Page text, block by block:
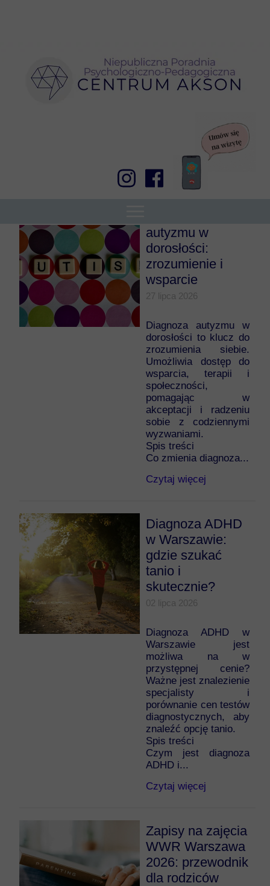
autyzmu w
dorosłości:
zrozumienie i
wsparcie
27 lipca 2026
Diagnoza autyzmu w
dorosłości to klucz do
zrozumienia siebie.
Umożliwia dostęp do
wsparcia, terapii i
społeczności,
pomagając w
akceptacji i radzeniu
sobie z codziennymi
wyzwaniami.
Spis treści
Co zmienia diagnoza...
Czytaj więcej
Diagnoza ADHD
w Warszawie:
gdzie szukać
tanio i
skutecznie?
02 lipca 2026
Diagnoza ADHD w
Warszawie jest
możliwa na w
przystępnej cenie?
Ważne jest znalezienie
specjalisty i
porównanie cen testów
diagnostycznych, aby
znaleźć opcję tanio.
Spis treści
Czym jest diagnoza
ADHD i...
Czytaj więcej
Zapisy na zajęcia
WWR Warszawa
2026: przewodnik
dla rodziców